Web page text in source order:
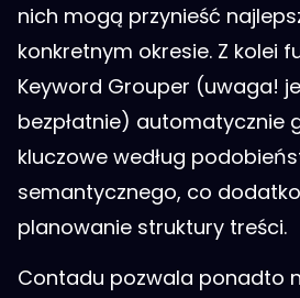
nich mogą przynieść
konkretnym okresie. Z kolei
Keyword Grouper (uwaga!
bezpłatnie) automatycznie
kluczowe według
semantycznego, co
planowanie struktury treści.
Contadu pozwala ponadto